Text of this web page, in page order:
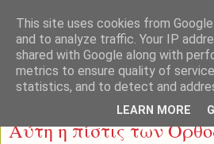
Κυριακή 1 Μαρτίου 2026
Αύτη η πίστις των
This site uses cookies from
and to analyze traffic. Your IP
shared with Google along with
metrics to ensure quality of
statistics, and to detect and
LEARN MORE